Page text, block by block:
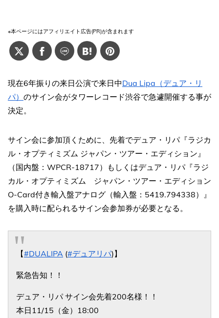
※本ページにはアフィリエイト広告(PR)が含まれます
現在6年振りの来日公演で来日中Dua Lipa（デュア・リ
パ） のサイン会がタワーレコード渋谷で急遽開催する事が
決定。
サイン会に参加頂くために、先着でデュア・リパ『ラジカ
ル・オプティミズム ジャパン・ツアー・エディション』
（国内盤：WPCR-18717）もしくはデュア・リパ『ラジ
カル・オプティミズム ジャパン・ツアー・エディション
O-Card付き輸入盤アナログ（輸入盤：5419.794338）』
を購入時に配られるサイン会参加券が必要となる。
【#DUALIPA (#デュアリパ)】
緊急告知！！
デュア・リパ サイン会先着200名様！！
本日11/15（金）18:00